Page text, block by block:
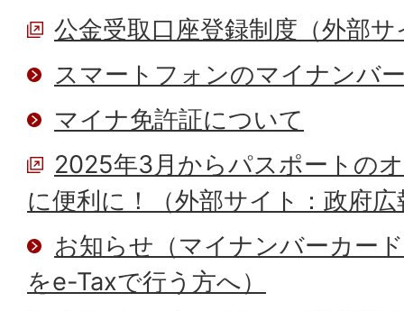
公金受取口座登録制度（外部
スマートフォンのマイナンバ
マイナ免許証について
2025年3月からパスポートの
に便利に！（外部サイト：政府
お知らせ（マイナンバーカー
をe-Taxで行う方へ）